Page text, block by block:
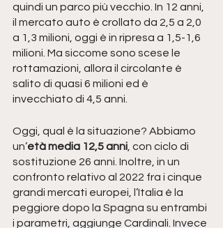
quindi un parco più vecchio. In 12 anni,
il mercato auto è crollato da 2,5 a 2,0
a 1,3 milioni, oggi è in ripresa a 1,5-1,6
milioni. Ma siccome sono scese le
rottamazioni, allora il circolante è
salito di quasi 6 milioni ed è
invecchiato di 4,5 anni.
Oggi, qual è la situazione? Abbiamo
un’età media 12,5 anni , con ciclo di
sostituzione 26 anni. Inoltre, in un
confronto relativo al 2022 fra i cinque
grandi mercati europei, l’Italia è la
peggiore dopo la Spagna su entrambi
i parametri, aggiunge Cardinali. Invece